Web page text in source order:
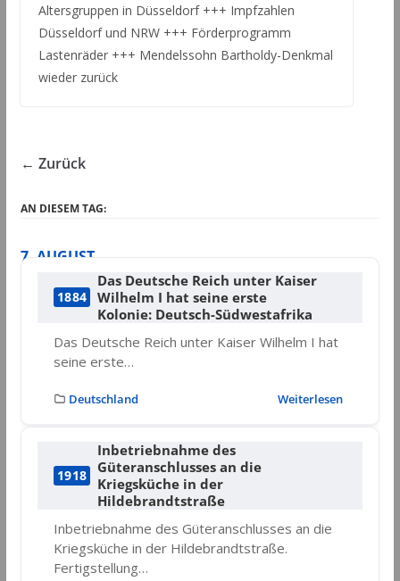
Altersgruppen in Düsseldorf +++ Impfzahlen
Düsseldorf und NRW +++ Förderprogramm
Lastenräder +++ Mendelssohn Bartholdy-Denkmal
wieder zurück
← Zurück
AN DIESEM TAG:
7. AUGUST
1884
Das Deutsche Reich unter Kaiser
Wilhelm I hat seine erste
Kolonie: Deutsch-Südwestafrika
Das Deutsche Reich unter Kaiser Wilhelm I hat
seine erste…
Deutschland Weiterlesen
1918
Inbetriebnahme des
Güteranschlusses an die
Kriegsküche in der
Hildebrandtstraße
Inbetriebnahme des Güteranschlusses an die
Kriegsküche in der Hildebrandtstraße.
Fertigstellung…